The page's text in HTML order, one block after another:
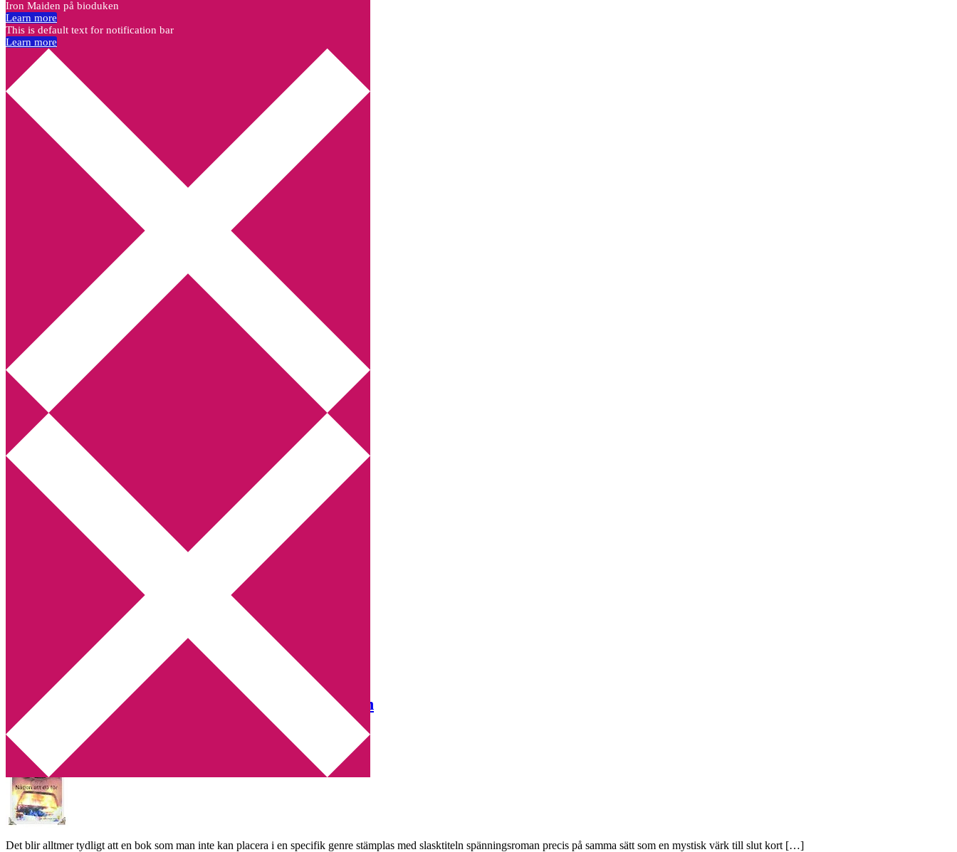
Annikas litteratur- och kulturblogg
Deckare, kriminalromaner, thrillers
Hem
Boktolva
Författarfemman
Kontakt
Webbshop Amazon
Utskriftscentralen
Min tv-blogg
You are here:Home Archives for Idus förlag
Recension: Någon att dö för av Yamlie Andreasson
2014-06-08 Annika
Det blir alltmer tydligt att en bok som man inte kan placera i en specifik genre stämplas med slasktiteln spänningsroman precis på samma sätt som en mystisk värk till slut kort […]
Iron Maiden på bioduken
Learn more
This is default text for notification bar
Learn more